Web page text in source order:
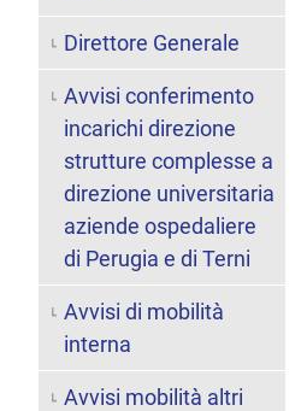
Direttore Generale
Avvisi conferimento
incarichi direzione
strutture complesse a
direzione universitaria
aziende ospedaliere
di Perugia e di Terni
Avvisi di mobilità
interna
Avvisi mobilità altri